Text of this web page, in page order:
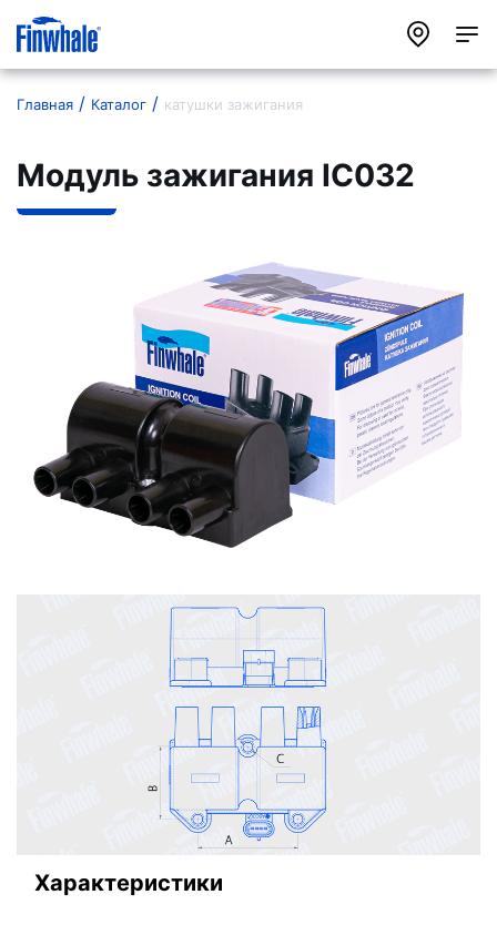
Главная Каталог катушки зажигания
Модуль зажигания IC032
Характеристики